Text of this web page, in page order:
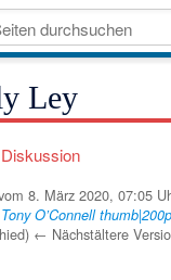
Ley
Diskussion
8. März 2020, 07:05
Tony O’Connell
← Nächstältere